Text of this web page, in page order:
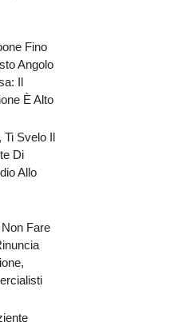
Fino
Angolo
Il
È Alto
Ti Svelo Il
Di
Allo
Fare